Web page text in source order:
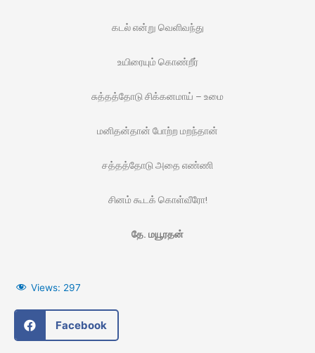
கடல் என்று வெளிவந்து
உயிரையும் கொண்றீர்
சுத்தத்தோடு சிக்கனமாய் – உமை
மனிதன்தான் போற்ற மறந்தான்
சத்தத்தோடு அதை எண்ணி
சினம் கூடக் கொள்வீரோ!
தே. மயூரதன்
Views: 297
Facebook